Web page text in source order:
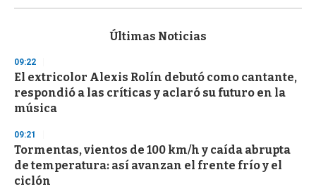
s
d
s
o
f
3
s
e
c
o
n
Últimas Noticias
09:22
El extricolor Alexis Rolín debutó como cantante,
respondió a las críticas y aclaró su futuro en la
música
09:21
Tormentas, vientos de 100 km/h y caída abrupta
de temperatura: así avanzan el frente frío y el
ciclón